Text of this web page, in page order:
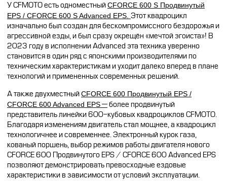
У CFMOTO есть одноместныйCFORCE 600 S Продвинутый
EPS / CFORCE 600 S Advanced EPS. Этот квадроцикл
изначально был создан для бескомпромиссного бездорожья и
агрессивной езды, и был сразу окрещён «мечтой эгоиста»! В
2023 году в исполнении Advanced эта техника уверенно
становится в один ряд с японскими производителями по
техническим характеристикам и уходит далеко вперед в плане
технологий и примененных современных решений.
А также двухместныйCFORCE 600 Продвинутый EPS /
CFORCE 600 Advanced EPS—более продвинутый
представитель линейки 600-кубовых квадроциклов CFMOTO.
Благодаря изменениям двигатель стал мощнее, а квадроцикл
технологичнее и современнее. Электронный курок газа,
кованый поршень, выбор режимов работы двигателя нового
CFORCE 600 Продвинутого EPS / CFORCE 600 Advanced EPS
позволяют демонстрировать превосходные ездовые
характеристики в зависимости от условий эксплуатации.